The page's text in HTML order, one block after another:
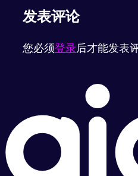
发表评论
您必须登录后才能发表